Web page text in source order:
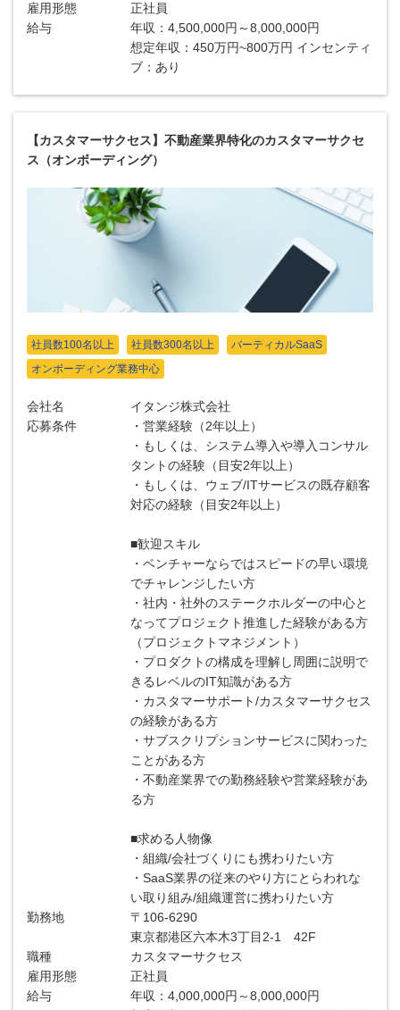
雇用形態
正社員
給与
年収：4,500,000円～8,000,000円
想定年収：450万円~800万円 インセンティ
ブ：あり
【カスタマーサクセス】不動産業界特化のカスタマーサクセ
ス（オンボーディング）
社員数100名以上 社員数300名以上
バーティカルSaaS
オンボーディング業務中心
会社名
イタンジ株式会社
応募条件
・営業経験（2年以上）
・もしくは、システム導入や導入コンサル
タントの経験（目安2年以上）
・もしくは、ウェブ/ITサービスの既存顧客
対応の経験（目安2年以上）
■歓迎スキル
・ベンチャーならではスピードの早い環境
でチャレンジしたい方
・社内・社外のステークホルダーの中心と
なってプロジェクト推進した経験がある方
（プロジェクトマネジメント）
・プロダクトの構成を理解し周囲に説明で
きるレベルのIT知識がある方
・カスタマーサポート/カスタマーサクセス
の経験がある方
・サブスクリプションサービスに関わった
ことがある方
・不動産業界での勤務経験や営業経験があ
る方
■求める人物像
・組織/会社づくりにも携わりたい方
・SaaS業界の従来のやり方にとらわれな
い取り組み/組織運営に携わりたい方
勤務地
〒106-6290
東京都港区六本木3丁目2-1 42F
職種
カスタマーサクセス
雇用形態
正社員
給与
年収：4,000,000円～8,000,000円